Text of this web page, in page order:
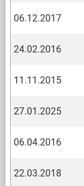
06.12.2017
24.02.2016
11.11.2015
27.01.2025
06.04.2016
22.03.2018